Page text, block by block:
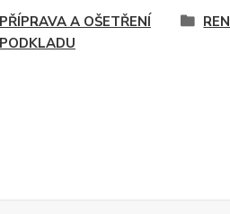
PŘÍPRAVA A OŠETŘENÍ
PODKLADU